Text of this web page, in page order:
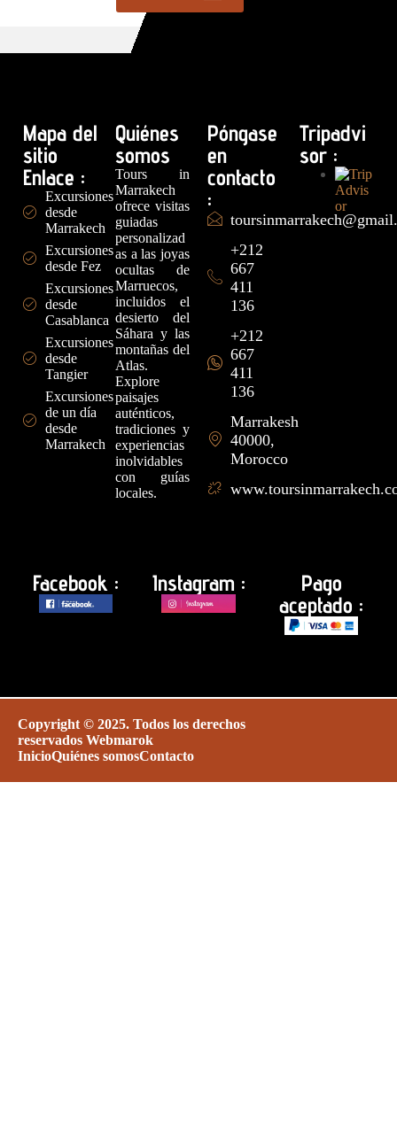
Mapa del
sitio
Enlace :
Excursiones
desde
Marrakech
Excursiones
desde Fez
Excursiones
desde
Casablanca
Excursiones
desde
Tangier
Excursiones
de un día
desde
Marrakech
Quiénes
somos
Tours in
Marrakech
ofrece visitas
guiadas
personalizad
as a las joyas
ocultas de
Marruecos,
incluidos el
desierto del
Sáhara y las
montañas del
Atlas.
Explore
paisajes
auténticos,
tradiciones y
experiencias
inolvidables
con guías
locales.
Póngase
en
contacto
:
+212
667
411
136
+212
667
411
136
Marrakesh
40000,
Morocco
Tripadvi
sor :
Facebook : Instagram :
Pago
aceptado :
Copyright © 2025. Todos los derechos
reservados Webmarok
InicioQuiénes somosContacto